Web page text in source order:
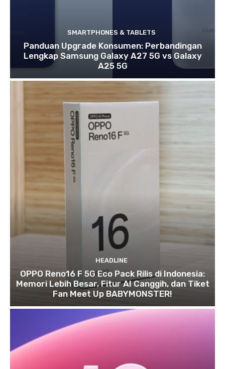
SMARTPHONES & TABLETS
Panduan Upgrade Konsumen: Perbandingan
Lengkap Samsung Galaxy A27 5G vs Galaxy
A25 5G
HEADLINE
OPPO Reno16 F 5G Eco Pack Rilis di Indonesia:
Memori Lebih Besar, Fitur AI Canggih, dan Tiket
Fan Meet Up BABYMONSTER!